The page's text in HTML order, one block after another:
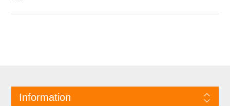
Information